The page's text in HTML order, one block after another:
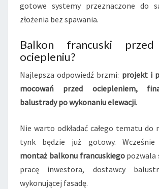
gotowe systemy przeznaczone do
złożenia bez spawania.
Balkon francuski
ociepleniu?
Najlepsza odpowiedź brzmi: projekt i
mocowań przed ociepleniem,
balustrady po wykonaniu elewacji.
Nie warto odkładać całego tematu do
tynk będzie już gotowy. Wcześnie
montaż balkonu francuskiegopozwala
pracę inwestora, dostawcy
wykonującej fasadę.